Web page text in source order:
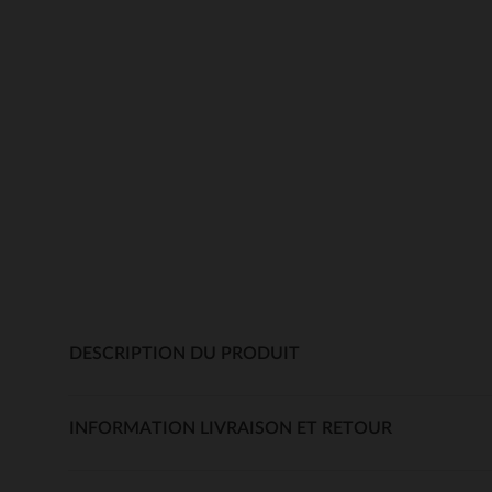
DESCRIPTION DU PRODUIT
INFORMATION LIVRAISON ET RETOUR